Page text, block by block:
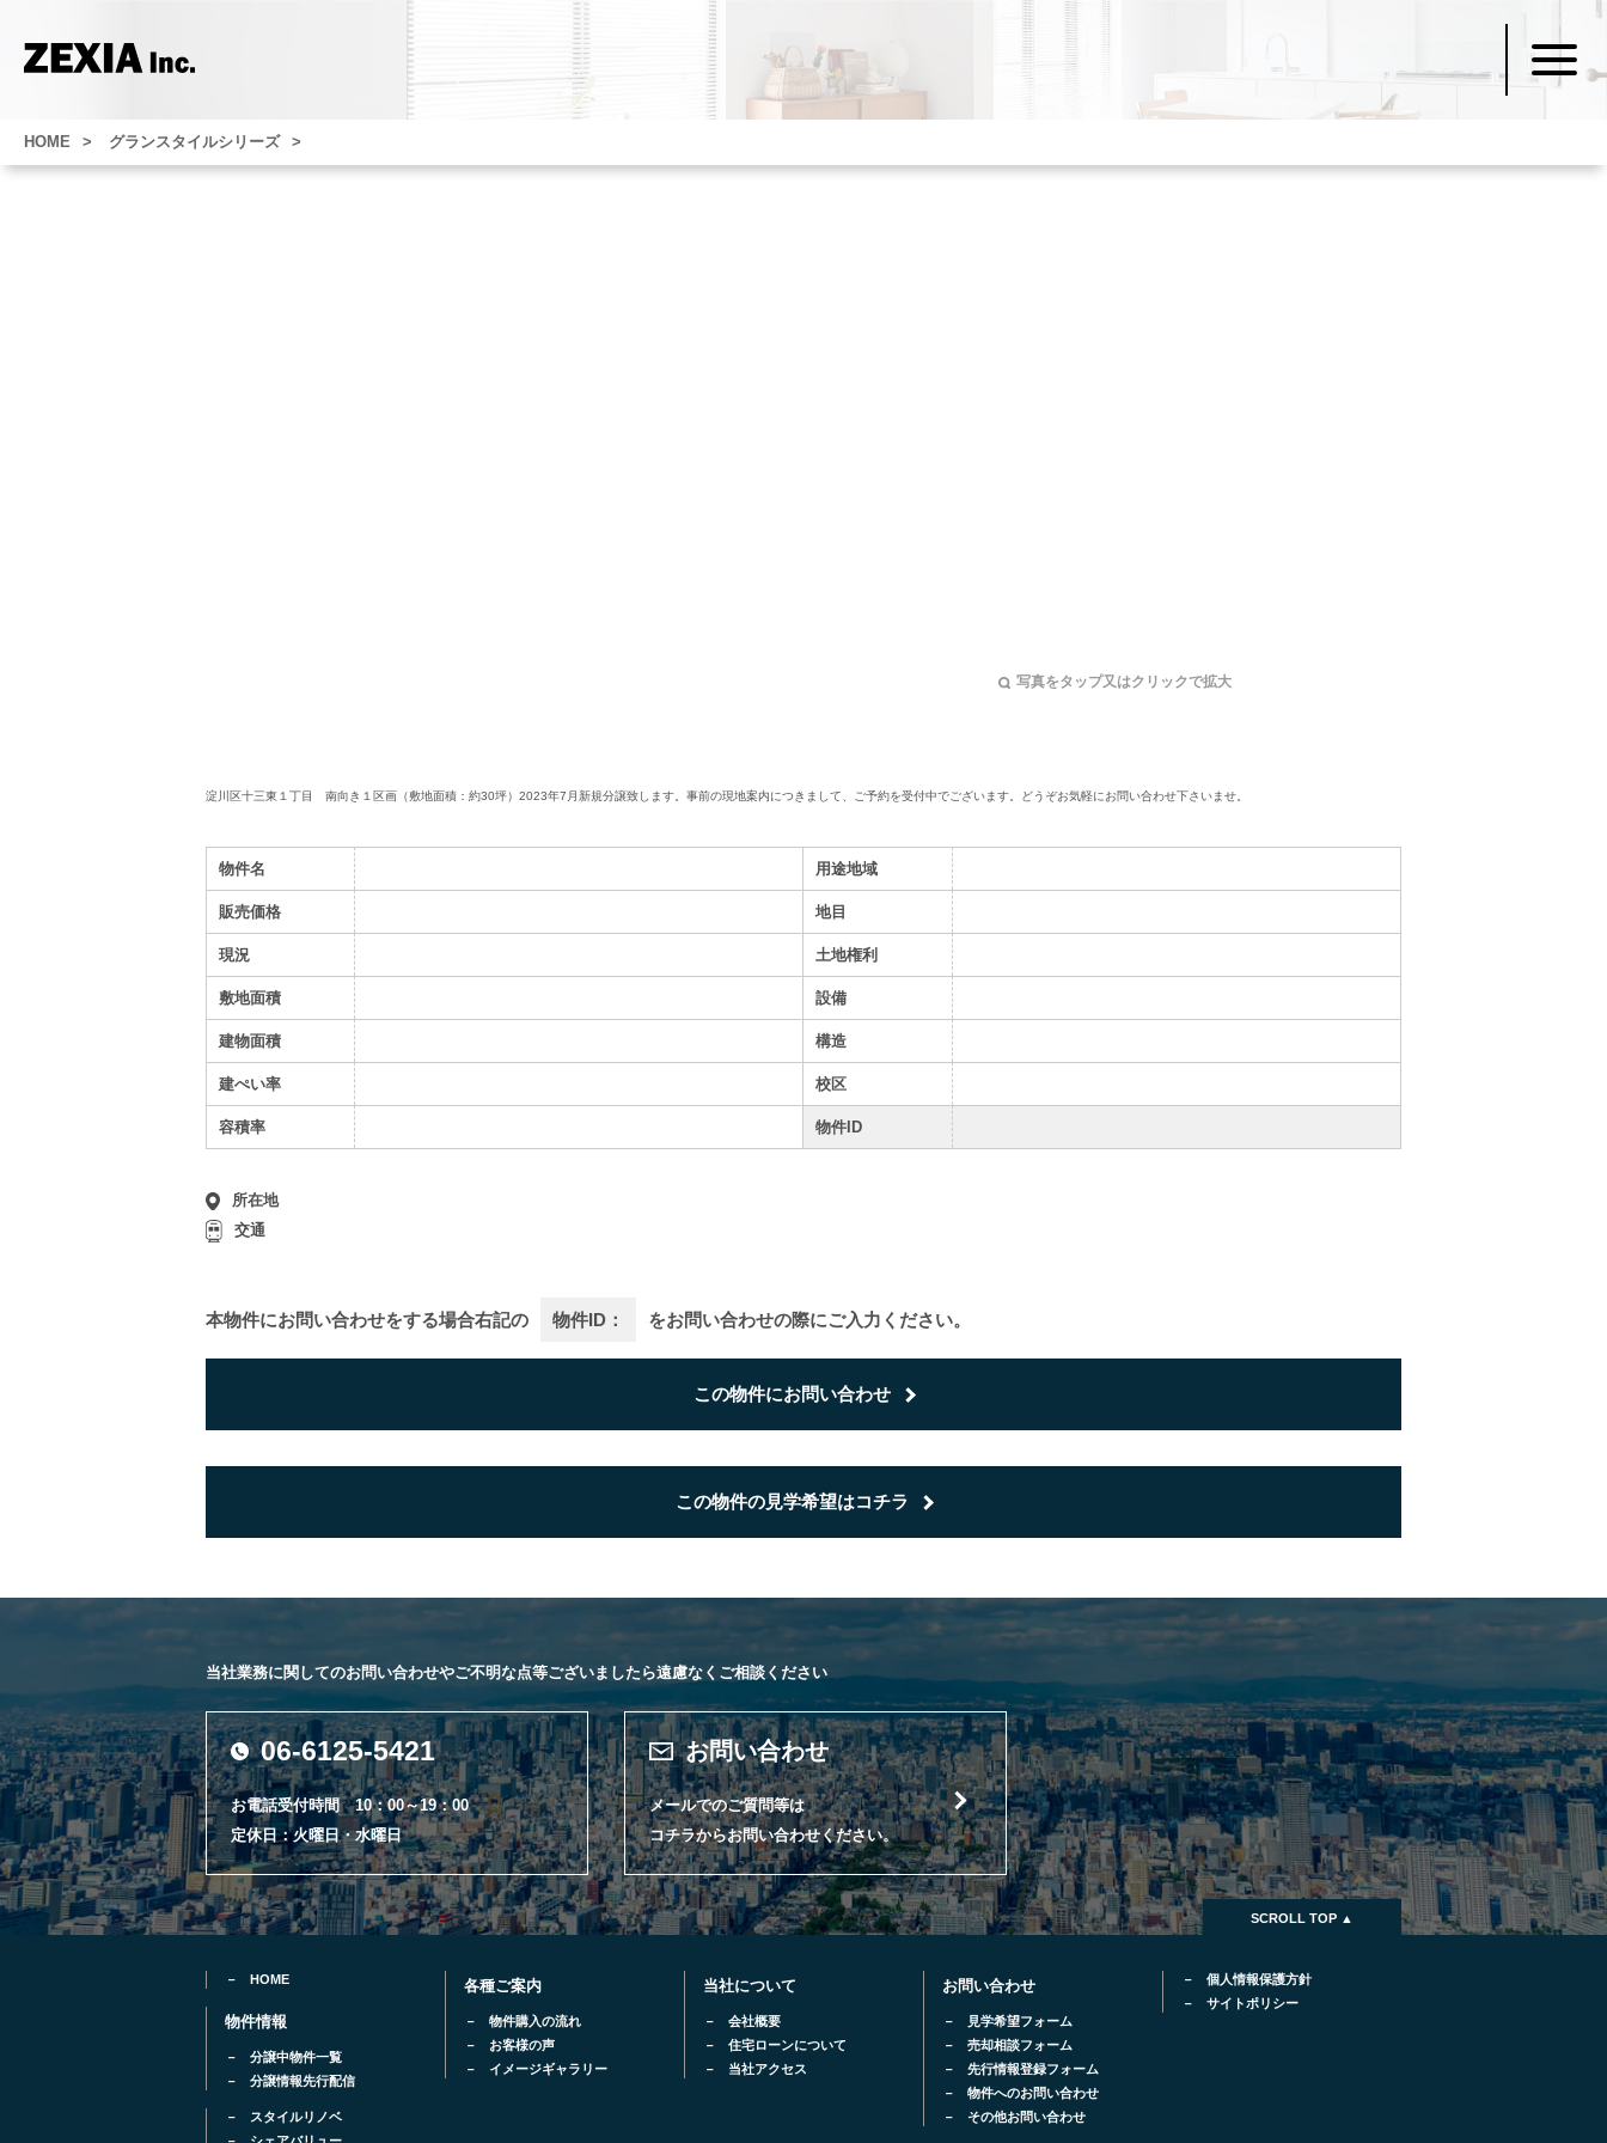
HOME グランスタイルシリーズ
写真をタップ又はクリックで拡大
淀川区十三東１丁目 南向き１区画（敷地面積：約30坪） 2023年7月新規分譲致します。 事前の現地案内につきまして、ご予約を受付中でございます。 どうぞお気軽にお問い合わせ下さいませ。
物件名
販売価格
現況
敷地面積
建物面積
建ぺい率
容積率
用途地域
地目
土地権利
設備
構造
校区
物件ID
所在地
交通
本物件にお問い合わせをする場合右記の 物件ID： をお問い合わせの際にご入力ください。
この物件にお問い合わせ
この物件の見学希望はコチラ
当社業務に関してのお問い合わせやご不明な点等ございましたら遠慮なくご相談ください
06-6125-5421
お電話受付時間 10：00～19：00
定休日：火曜日・水曜日
お問い合わせ
メールでのご質問等は
コチラからお問い合わせください。
SCROLL TOP ▲
HOME
物件情報
分譲中物件一覧
分譲情報先行配信
スタイルリノベ
各種ご案内
物件購入の流れ
お客様の声
イメージギャラリー
当社について
会社概要
住宅ローンについて
当社アクセス
お問い合わせ
見学希望フォーム
売却相談フォーム
先行情報登録フォーム
物件へのお問い合わせ
その他お問い合わせ
個人情報保護方針
サイトポリシー